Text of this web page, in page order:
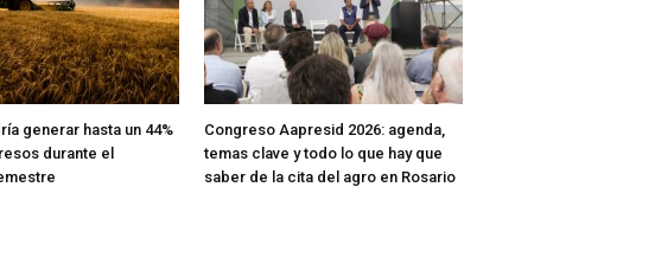
generar hasta un 44%
durante el
Congreso Aapresid 2026: agenda,
temas clave y todo lo que hay que
saber de la cita del agro en Rosario